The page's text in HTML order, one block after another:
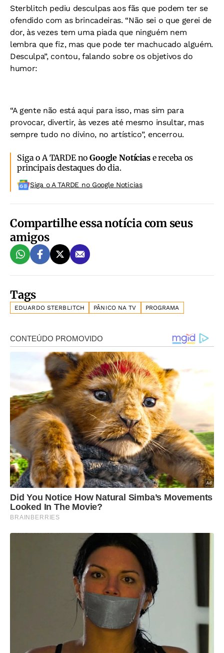
Sterblitch pediu desculpas aos fãs que podem ter se
ofendido com as brincadeiras. “Não sei o que gerei de
dor, às vezes tem uma piada que ninguém nem
lembra que fiz, mas que pode ter machucado alguém.
Desculpa”, contou, falando sobre os objetivos do
humor:
“A gente não está aqui para isso, mas sim para
provocar, divertir, às vezes até mesmo insultar, mas
sempre tudo no divino, no artístico”, encerrou.
Siga o A TARDE noGoogle Notíciase receba os
principais destaques do dia.
Siga o A TARDE no Google Noticias
Compartilhe essa notícia com seus
amigos
Tags
EDUARDO STERBLITCH PÂNICO NA TV PROGRAMA